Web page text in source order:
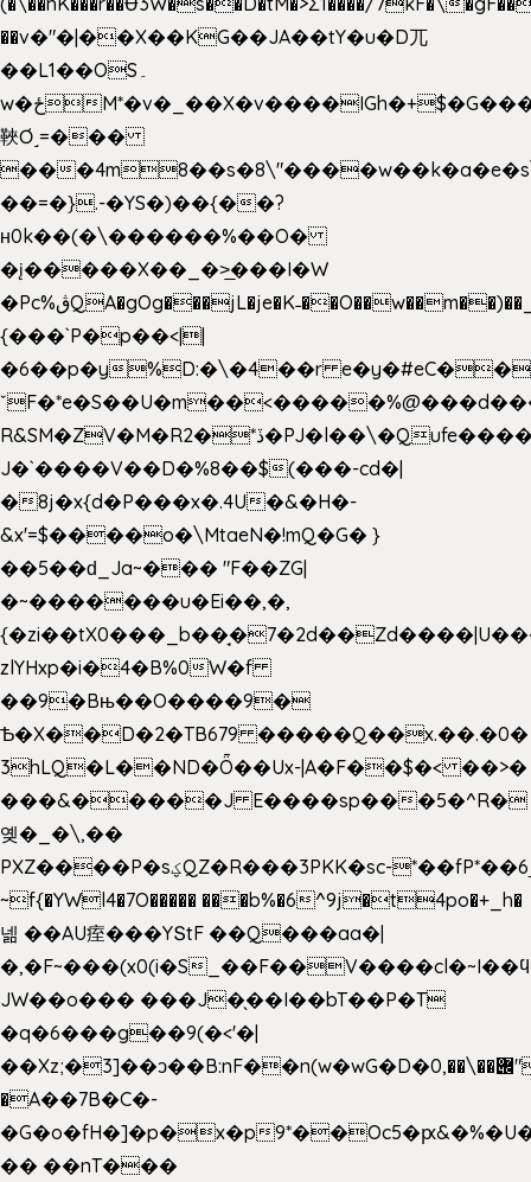
��v�"�|��X��KG��JA��tY�u�D兀
��L1��OS۔
w�ځM*�v�_��X�v����IGh�+$�G���]e�`�I�n��YzeU('Lr�2���l�Tnx��hm�B��,�,�E��_��ֲ
䩡Ơ˼=���
��
��=�}.-�YS�)��{��?
ʜ0k��(�\������%��O�
�į�����X��_�>̲���I�W
�Pc%ڨQA�gOg���jL�je�K˗��O��w��m��)��_��Rߊu>
{���`P�p��<||
�6��p�y%D:�\�4��r
R&SM�ZV�M�R2�*ڏ�PJ�l��\�Qufe����<�l���
J�`����V��D�%8��$(���-cd�|
�8j�x{d�P���x�.4U�&�H�-
&x'=$����o�\MtaeN�!mQ�G� }
��5��ԁ_Ja~��� "F��ZG|
�~�������u�Ei��,�,
zlYHxp�i�4�B%0W�f
��9�Bњ��O����9�
Ѣ�X��D�2�TB679 �����Q��x.��.�0�
3hLQ�L��ND�Ȫ��Ux-|A�F��$�< ��>�
���&�����J E����sp���5�^R�
옞�_�\,��
PXZ����P�sؼQZ�R���3PKK�sc-*��fP*��6_̦Q���H�hl��a��j��dӤ�ܥ�Ք�7�)S�_3y��@�n-
~f{�YWl4�7O����� ���b%�6^9j�t4po�+_h�
넮 ��AU痓���YՏtF ��Q���aa�|
�,�F~���(x0(i�S
JW��o��� ���J�̖��I��bT��P�T
�q�6���g��9(�<'�|
��Xz;�3]��ͻ��B:nF��n(w�wG�D�݌��\��,0"�
�A��7B�C�-
�G�o�fH�]�p�x�p
�� ��nT���